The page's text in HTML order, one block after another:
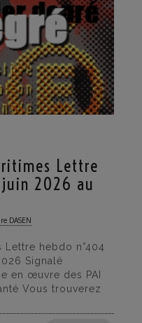
Lettre
2026 au
DASEN
Lettre hebdo n°404
Signalé
en œuvre des PAI
Vous trouverez